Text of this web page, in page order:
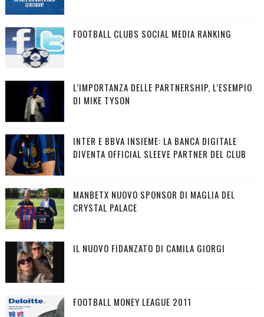
FOOTBALL CLUBS SOCIAL MEDIA RANKING
L’IMPORTANZA DELLE PARTNERSHIP, L’ESEMPIO
DI MIKE TYSON
INTER E BBVA INSIEME: LA BANCA DIGITALE
DIVENTA OFFICIAL SLEEVE PARTNER DEL CLUB
MANBETX NUOVO SPONSOR DI MAGLIA DEL
CRYSTAL PALACE
IL NUOVO FIDANZATO DI CAMILA GIORGI
FOOTBALL MONEY LEAGUE 2011